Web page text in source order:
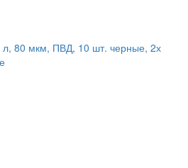
80 мкм, ПВД, 10 шт. черные, 2х